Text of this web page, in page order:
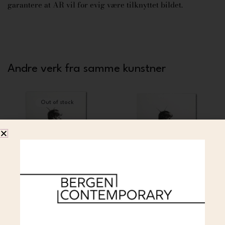
garantere at AR vil for evig være tilknyttet bildet.
Andre verk fra samme kunstner
Out of stock
AFK
AFK – Fragility 77×112 (HF)
AFK
AFK – Fragility 77×112